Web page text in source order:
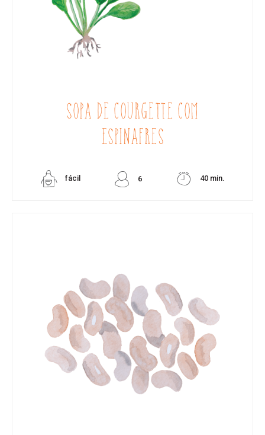
SOPA DE COURGETTE COM
ESPINAFRES
fácil 6 40 min.